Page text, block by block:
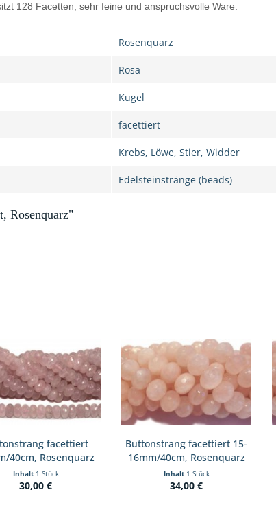
128 Facetten, sehr feine und anspruchsvolle Ware.
Rosenquarz
Rosa
Kugel
facettiert
Krebs, Löwe, Stier, Widder
Edelsteinstränge (beads)
Rosenquarz"
facettiert
40cm, Rosenquarz
Inhalt 1 Stück
30,00 €
Buttonstrang facettiert 15-
16mm/40cm, Rosenquarz
Inhalt 1 Stück
34,00 €